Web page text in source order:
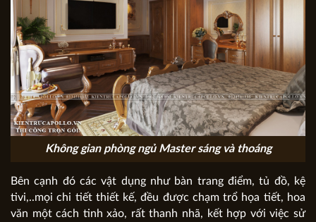
Không gian phòng ngủ Master sáng và thoáng
Bên cạnh đó các vật dụng như bàn trang điểm, tủ đồ, kệ
tivi,..mọi chi tiết thiết kế, đều được chạm trổ họa tiết, hoa
văn một cách tinh xảo, rất thanh nhã, kết hợp với việc sử